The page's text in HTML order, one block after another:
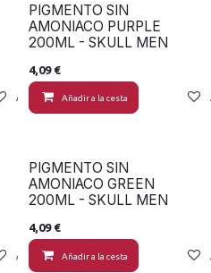
Añadir a lista de deseos
PIGMENTO SIN
AMONIACO PURPLE
200ML - SKULL MEN
4,09€
Añadir a la cesta
Añadir a lista de deseos
PIGMENTO SIN
AMONIACO GREEN
200ML - SKULL MEN
4,09€
Añadir a la cesta